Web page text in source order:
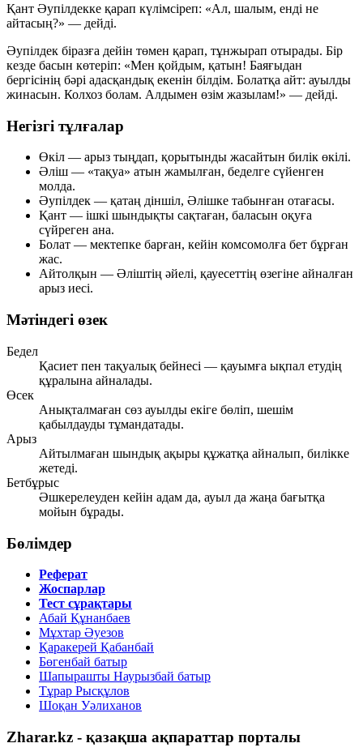
Қант Әупілдекке қарап күлімсіреп: «Ал, шалым, енді не
айтасың?» — дейді.
Әупілдек біразға дейін төмен қарап, тұнжырап отырады. Бір
кезде басын көтеріп: «Мен қойдым, қатын! Баяғыдан
бергісінің бәрі адасқандық екенін білдім. Болатқа айт: ауылды
жинасын. Колхоз болам. Алдымен өзім жазылам!» — дейді.
Негізгі тұлғалар
Өкіл — арыз тыңдап, қорытынды жасайтын билік өкілі.
Әліш — «тақуа» атын жамылған, беделге сүйенген
молда.
Әупілдек — қатаң діншіл, Әлішке табынған отағасы.
Қант — ішкі шындықты сақтаған, баласын оқуға
сүйреген ана.
Болат — мектепке барған, кейін комсомолға бет бұрған
жас.
Айтолқын — Әліштің әйелі, қауесеттің өзегіне айналған
арыз иесі.
Мәтіндегі өзек
Бедел
Қасиет пен тақуалық бейнесі — қауымға ықпал етудің
құралына айналады.
Өсек
Анықталмаған сөз ауылды екіге бөліп, шешім
қабылдауды тұмандатады.
Арыз
Айтылмаған шындық ақыры құжатқа айналып, билікке
жетеді.
Бетбұрыс
Әшкерелеуден кейін адам да, ауыл да жаңа бағытқа
мойын бұрады.
Бөлімдер
Реферат
Жоспарлар
Тест сұрақтары
Абай Құнанбаев
Мұхтар Әуезов
Қаракерей Қабанбай
Бөгенбай батыр
Шапырашты Наурызбай батыр
Тұрар Рысқұлов
Шоқан Уәлиханов
Zharar.kz - қазақша ақпараттар порталы